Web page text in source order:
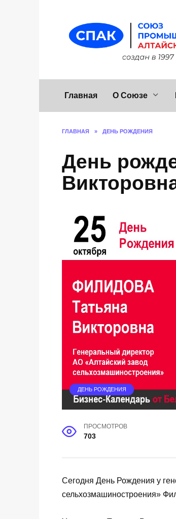
Главная О Союзе
ГЛАВНАЯ » ДЕНЬ РОЖДЕНИЯ
День
ДЕНЬ РОЖДЕНИЯ
ПРОСМОТРОВ
703
Сегодня День Рождения у
сельхозмашиностроения»